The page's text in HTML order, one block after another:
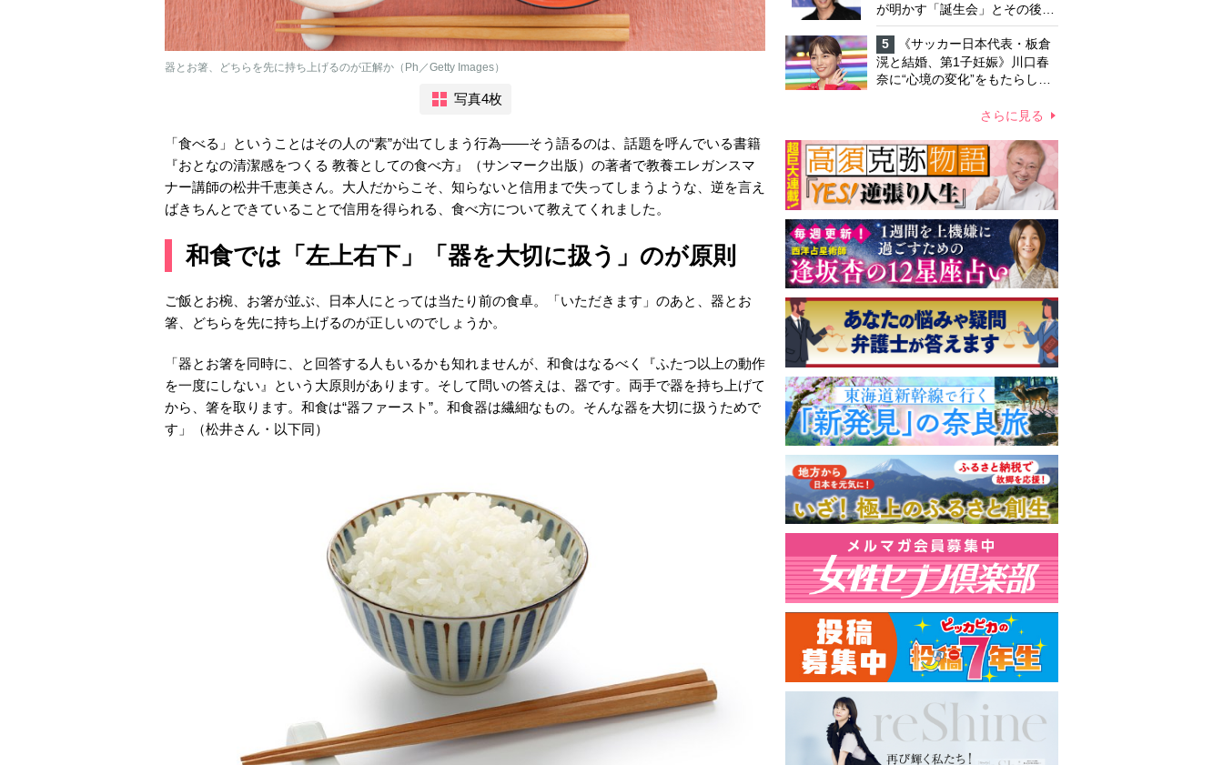
器とお箸、どちらを先に持ち上げるのが正解か（Ph／Getty Images）
写真4枚
「食べる」ということはその人の“素”が出てしまう行為――そう語るのは、話題を呼んでいる書籍
『おとなの清潔感をつくる 教養としての食べ方』（サンマーク出版）の著者で教養エレガンスマ
ナー講師の松井千恵美さん。大人だからこそ、知らないと信用まで失ってしまうような、逆を言え
ばきちんとできていることで信用を得られる、食べ方について教えてくれました。
和食では「左上右下」「器を大切に扱う」のが原則
ご飯とお椀、お箸が並ぶ、日本人にとっては当たり前の食卓。「いただきます」のあと、器とお
箸、どちらを先に持ち上げるのが正しいのでしょうか。
「器とお箸を同時に、と回答する人もいるかも知れませんが、和食はなるべく『ふたつ以上の動作
を一度にしない』という大原則があります。そして問いの答えは、器です。両手で器を持ち上げて
から、箸を取ります。和食は“器ファースト”。和食器は繊細なもの。そんな器を大切に扱うためで
す」（松井さん・以下同）
が明かす「誕生会」とその後の
メッセージ
5
《サッカー日本代表・板倉
滉と結婚、第1子妊娠》川口春
奈に“心境の変化”をもたらした
って「がんに蝕まれる母」を演
さらに見る